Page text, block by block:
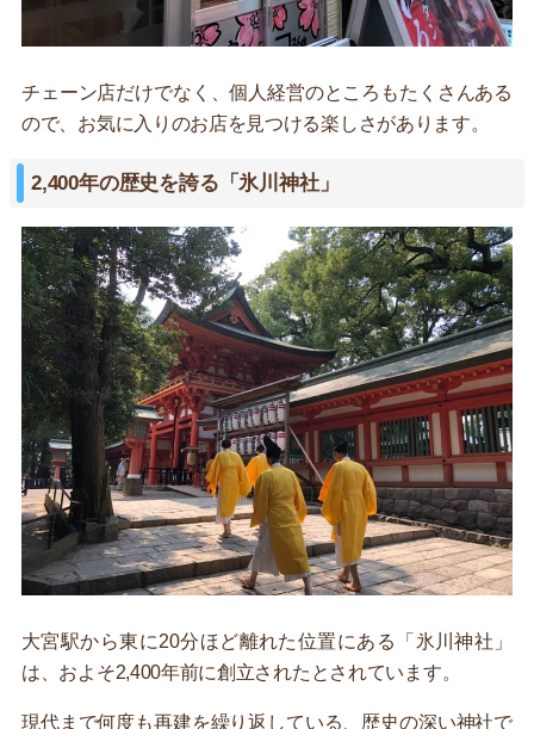
チェーン店だけでなく、個人経営のところもたくさんある
ので、お気に入りのお店を見つける楽しさがあります。
2,400年の歴史を誇る「氷川神社」
大宮駅から東に20分ほど離れた位置にある「氷川神社」
は、およそ2,400年前に創立されたとされています。
現代まで何度も再建を繰り返している、歴史の深い神社で